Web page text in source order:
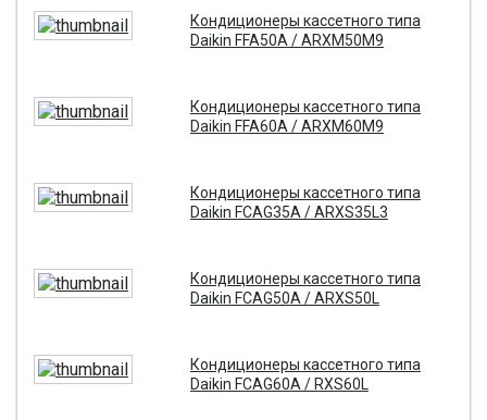
Кондиционеры кассетного типа
Daikin FFA50A / ARXM50M9
Кондиционеры кассетного типа
Daikin FFA60A / ARXM60M9
Кондиционеры кассетного типа
Daikin FCAG35A / ARXS35L3
Кондиционеры кассетного типа
Daikin FCAG50A / ARXS50L
Кондиционеры кассетного типа
Daikin FCAG60A / RXS60L